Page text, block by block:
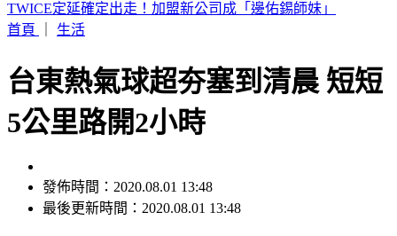
快訊／蔣市府人事異動！發言人李政軒請辭
首頁
生活
台東熱氣球超夯塞到清晨 短短
5公里路開2小時
發佈時間：2020.08.01 13:48
最後更新時間：2020.08.01 13:48